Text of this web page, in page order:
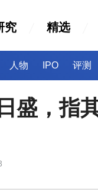
究 精选
人物 IPO 评测
盛，指